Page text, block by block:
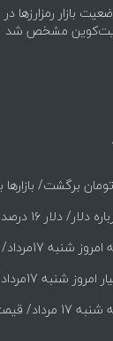
بازار رمزارزها
مشخص شد
186 هزار تومان برگشت/
واکنشی نشان دادند؟
اظهارات همتی
است
قیمت طلا و سکه
و جزئیات قیمت طلای
افزایشی